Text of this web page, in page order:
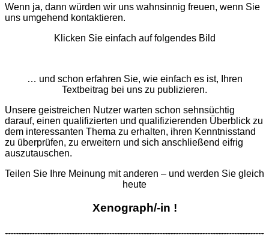
Wenn ja, dann würden wir uns wahnsinnig freuen, wenn Sie
uns umgehend kontaktieren.
Klicken Sie einfach auf folgendes Bild
… und schon erfahren Sie, wie einfach es ist, Ihren
Textbeitrag bei uns zu publizieren.
Unsere geistreichen Nutzer warten schon sehnsüchtig
darauf, einen qualifizierten und qualifizierenden Überblick zu
dem interessanten Thema zu erhalten, ihren Kenntnisstand
zu überprüfen, zu erweitern und sich anschließend eifrig
auszutauschen.
Teilen Sie Ihre Meinung mit anderen – und werden Sie gleich
heute
Xenograph/-in !